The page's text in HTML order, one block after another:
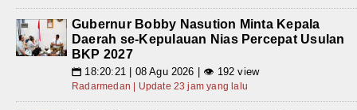
Gubernur Bobby Nasution Minta Kepala
Daerah se-Kepulauan Nias Percepat Usulan
BKP 2027
📅 18:20:21 | 08 Agu 2026 | 👁 192 view
Radarmedan | Update 23 jam yang lalu